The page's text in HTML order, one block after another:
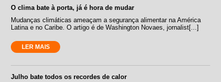
O clima bate à porta, já é hora de mudar
Mudanças climáticas ameaçam a segurança alimentar na América
Latina e no Caribe. O artigo é de Washington Novaes, jornalist[...]
LER MAIS
Julho bate todos os recordes de calor